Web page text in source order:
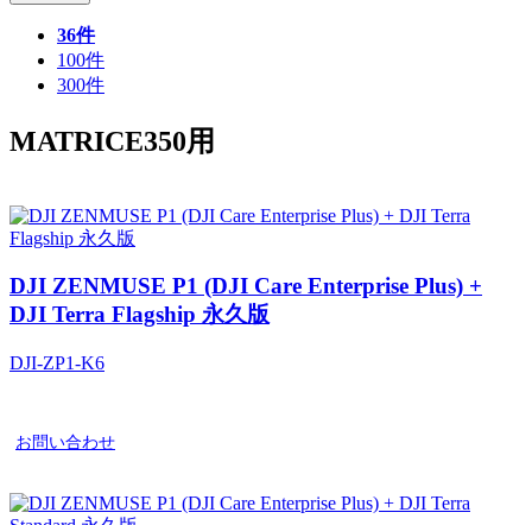
36件
100件
300件
MATRICE350用
DJI ZENMUSE P1 (DJI Care Enterprise Plus) +
DJI Terra Flagship 永久版
DJI-ZP1-K6
お問い合わせ